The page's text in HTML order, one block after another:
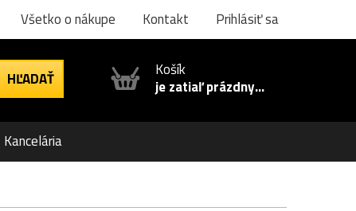
Všetko o nákupe Kontakt Prihlásiť sa
Košík
je zatiaľ prázdny...
Kancelária